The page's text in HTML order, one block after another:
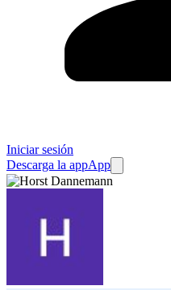
Iniciar sesión
Descarga la appApp